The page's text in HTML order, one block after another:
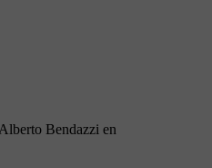
Bendazzi en